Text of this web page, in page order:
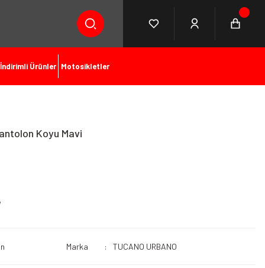
İndirimli Ürünler Motosikletler
Koyu Mavi
Marka TUCANO URBANO